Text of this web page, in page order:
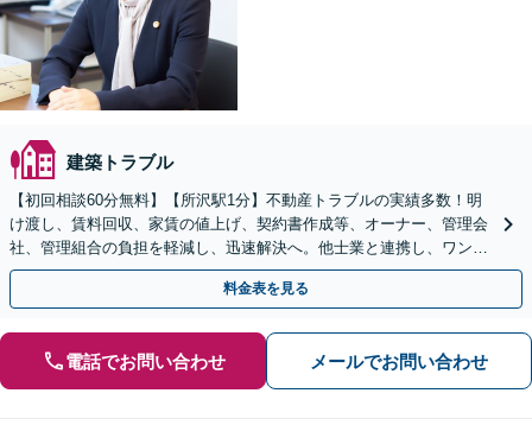
建築トラブル
【初回相談60分無料】【所沢駅1分】不動産トラブルの実績多数！明
け渡し、賃料回収、家賃の値上げ、契約書作成等、オーナー、管理会
社、管理組合の負担を軽減し、迅速解決へ。他士業と連携し、ワンス
トップでサポート【当日・夜間（18時まで）の相談可】
料金表を見る
電話でお問い合わせ メールでお問い合わせ